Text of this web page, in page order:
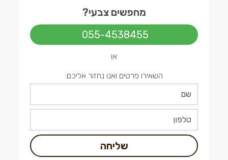
מחפשים צבעי?
055-4538455
או
השאירו פרטים ואנו נחזור אליכם:
שליחה